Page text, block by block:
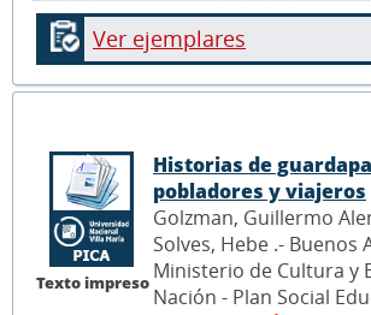
Ver ejemplares
Texto impreso
Historias de
pobladores y viajeros
Golzman, Guillermo
Solves, Hebe .- Buenos
Ministerio de Cultura y
Nación - Plan Social